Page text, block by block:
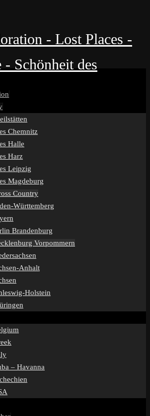
- Lost Places -
- Schönheit des
Chemnitz
Halle
Harz
Leipzig
Magdeburg
Country
Württemberg
Brandenburg
Vorpommern
Anhalt
Holstein
– Havanna